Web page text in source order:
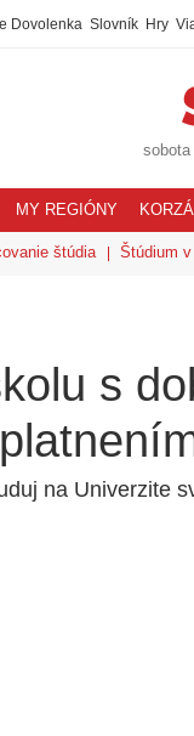
Dovolenka Slovník Hry
sobota
MY REGIÓNY
štúdia Štúdium
s
na Univerzite